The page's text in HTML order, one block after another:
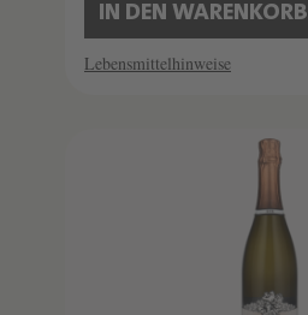
IN DEN WARENKORB
Lebensmittelhinweise